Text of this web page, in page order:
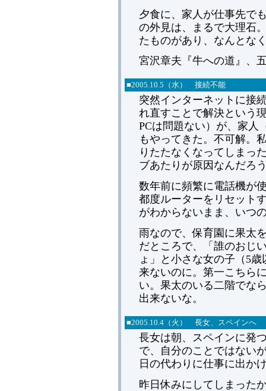
夕食に、家人が仕事先で
の外見は、まるで大理石
たものがあり、なんとな
宮沢章夫『牛への道』、
■2005.10.5（水） 接続不能
突然インターネットに接
れ直すことで解決という
PCは問題ない）が、家人
もやってきた。不可解。
りたたなくなってしまっ
ブあたりが原因なんだろ
数年前に頻繁に電話機が
都度ルーターをリセット
がわからないまま、いつ
雨なので、保育園に果太
だところで、「誰のおじ
ょ」と小さな女の子（5
来ないのに。第一こちら
い。果太のいる二階でな
出来ないな。
■2005.10.4（火） 長女、スペインへ
長女は朝、スペインに発
で、自分のことではない
日の代わりに仕事に出か
昨日休みにしてしまった